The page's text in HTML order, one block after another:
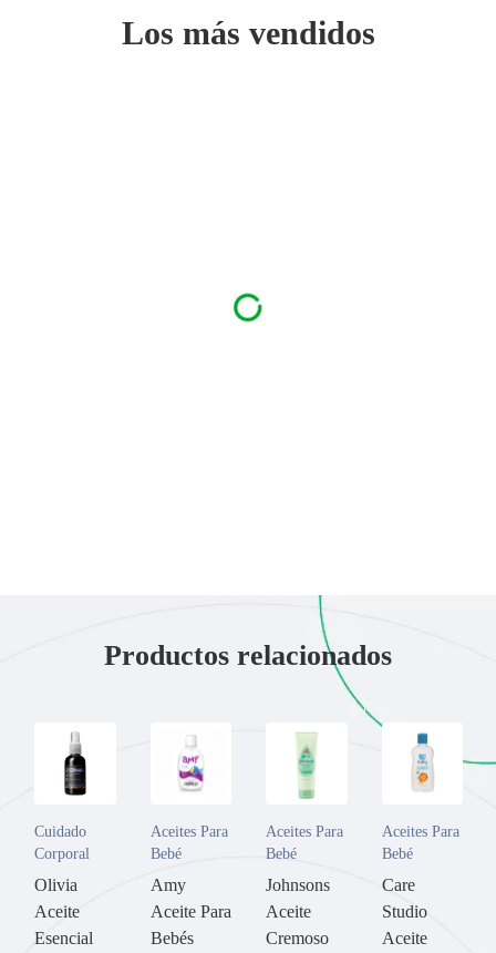
Los más vendidos
Productos relacionados
Cuidado
Corporal
Olivia
Aceite
Esencial
Aceites Para
Bebé
Amy
Aceite Para
Bebés
Aceites Para
Bebé
Johnsons
Aceite
Cremoso
Aceites Para
Bebé
Care
Studio
Aceite